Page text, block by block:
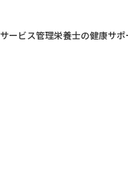
サービス管理栄養士の健康サポ